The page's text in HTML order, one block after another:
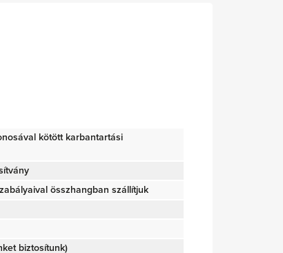
kötött karbantartási
összhangban szállítjuk
biztosítunk)